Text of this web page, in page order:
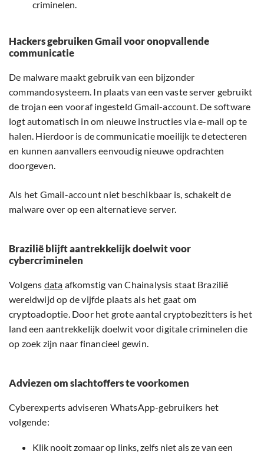
criminelen.
Hackers gebruiken Gmail voor onopvallende
communicatie
De malware maakt gebruik van een bijzonder
commandosysteem. In plaats van een vaste server gebruikt
de trojan een vooraf ingesteld Gmail-account. De software
logt automatisch in om nieuwe instructies via e-mail op te
halen. Hierdoor is de communicatie moeilijk te detecteren
en kunnen aanvallers eenvoudig nieuwe opdrachten
doorgeven.
Als het Gmail-account niet beschikbaar is, schakelt de
malware over op een alternatieve server.
Brazilië blijft aantrekkelijk doelwit voor
cybercriminelen
Volgens data afkomstig van Chainalysis staat Brazilië
wereldwijd op de vijfde plaats als het gaat om
cryptoadoptie. Door het grote aantal cryptobezitters is het
land een aantrekkelijk doelwit voor digitale criminelen die
op zoek zijn naar financieel gewin.
Adviezen om slachtoffers te voorkomen
Cyberexperts adviseren WhatsApp-gebruikers het
volgende:
Klik nooit zomaar op links, zelfs niet als ze van een